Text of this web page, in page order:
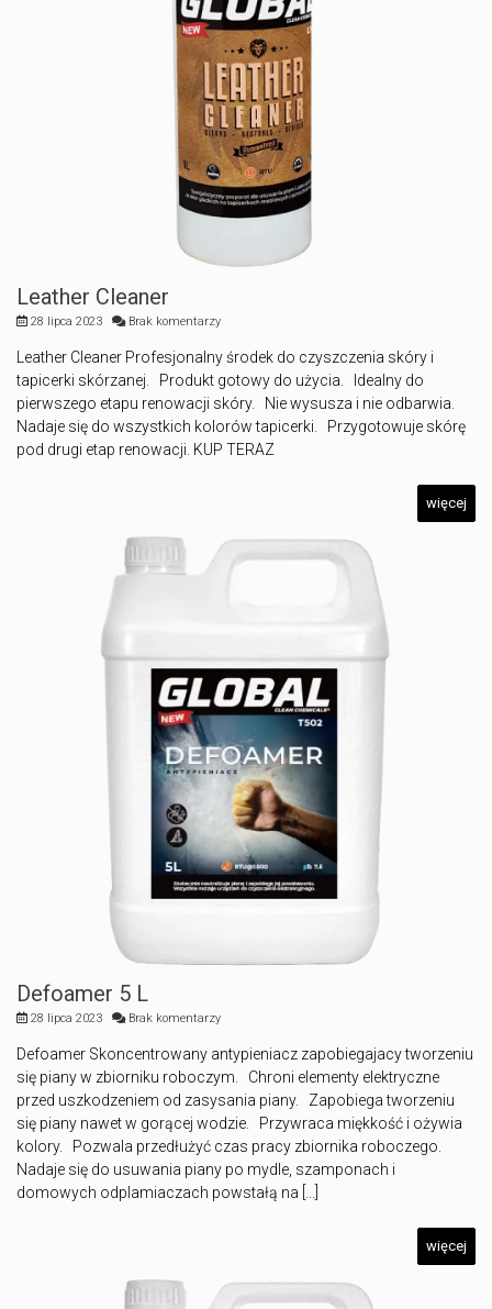
Leather Cleaner
28 lipca 2023 Brak komentarzy
Leather Cleaner Profesjonalny środek do czyszczenia skóry i
tapicerki skórzanej. Produkt gotowy do użycia. Idealny do
pierwszego etapu renowacji skóry. Nie wysusza i nie odbarwia.
Nadaje się do wszystkich kolorów tapicerki. Przygotowuje skórę
pod drugi etap renowacji. KUP TERAZ
więcej
Defoamer 5 L
28 lipca 2023 Brak komentarzy
Defoamer Skoncentrowany antypieniacz zapobiegajacy tworzeniu
się piany w zbiorniku roboczym. Chroni elementy elektryczne
przed uszkodzeniem od zasysania piany. Zapobiega tworzeniu
się piany nawet w gorącej wodzie. Przywraca miękkość i ożywia
kolory. Pozwala przedłużyć czas pracy zbiornika roboczego.
Nadaje się do usuwania piany po mydle, szamponach i
domowych odplamiaczach powstałą na [...]
więcej